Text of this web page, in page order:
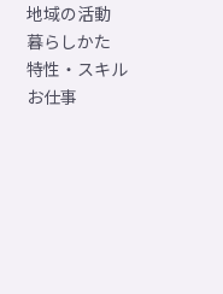
地域の活動
暮らしかた
特性・スキル
お仕事